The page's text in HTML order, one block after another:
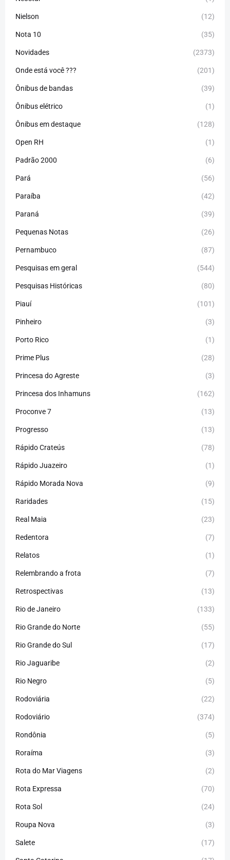
Nielson (12)
Nota 10 (35)
Novidades (2373)
Onde está você ??? (201)
Ônibus de bandas (39)
Ônibus elétrico (1)
Ônibus em destaque (128)
Open RH (1)
Padrão 2000 (6)
Pará (56)
Paraíba (42)
Paraná (39)
Pequenas Notas (26)
Pernambuco (87)
Pesquisas em geral (544)
Pesquisas Históricas (80)
Piauí (101)
Pinheiro (3)
Porto Rico (1)
Prime Plus (28)
Princesa do Agreste (3)
Princesa dos Inhamuns (162)
Proconve 7 (13)
Progresso (13)
Rápido Crateús (78)
Rápido Juazeiro (1)
Rápido Morada Nova (9)
Raridades (15)
Real Maia (23)
Redentora (7)
Relatos (1)
Relembrando a frota (7)
Retrospectivas (13)
Rio de Janeiro (133)
Rio Grande do Norte (55)
Rio Grande do Sul (17)
Rio Jaguaribe (2)
Rio Negro (5)
Rodoviária (22)
Rodoviário (374)
Rondônia (5)
Roraíma (3)
Rota do Mar Viagens (2)
Rota Expressa (70)
Rota Sol (24)
Roupa Nova (3)
Salete (17)